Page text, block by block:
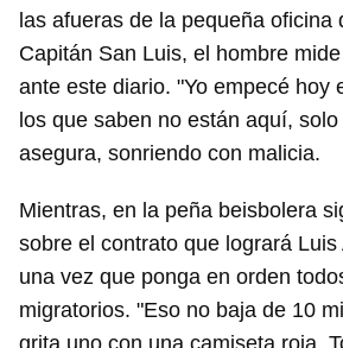
las afueras de la pequeña oficina
Capitán San Luis, el hombre
ante este diario. "Yo empecé hoy
los que saben no están aquí,
asegura, sonriendo con malicia.
Mientras, en la peña beisbolera
sobre el contrato que logrará Luis
una vez que ponga en orden
migratorios. "Eso no baja de 10
grita uno con una camiseta roja.